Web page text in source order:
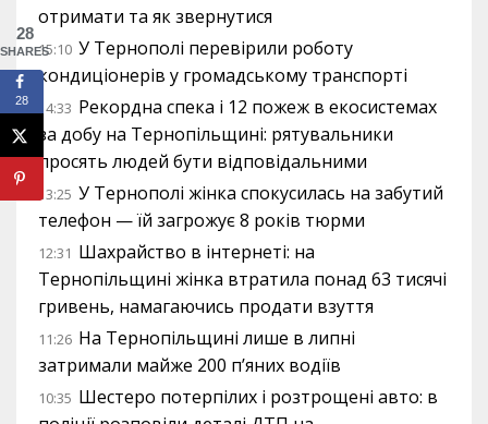
отримати та як звернутися
15:10 У Тернополі перевірили роботу
кондиціонерів у громадському транспорті
14:33 Рекордна спека і 12 пожеж в екосистемах
за добу на Тернопільщині: рятувальники
просять людей бути відповідальними
13:25 У Тернополі жінка спокусилась на забутий
телефон — їй загрожує 8 років тюрми
12:31 Шахрайство в інтернеті: на
Тернопільщині жінка втратила понад 63 тисячі
гривень, намагаючись продати взуття
11:26 На Тернопільщині лише в липні
затримали майже 200 п’яних водіїв
10:35 Шестеро потерпілих і розтрощені авто: в
28
SHARES
28